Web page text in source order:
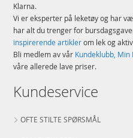
Klarna.
Vi er eksperter på leketøy og har
har alt du trenger for
inspirerende artiklerom lek og
Bli medlem av vår Kundeklubb, Min
våre allerede lave priser.
Kundeservice
OFTE STILTE SPØRSMÅL